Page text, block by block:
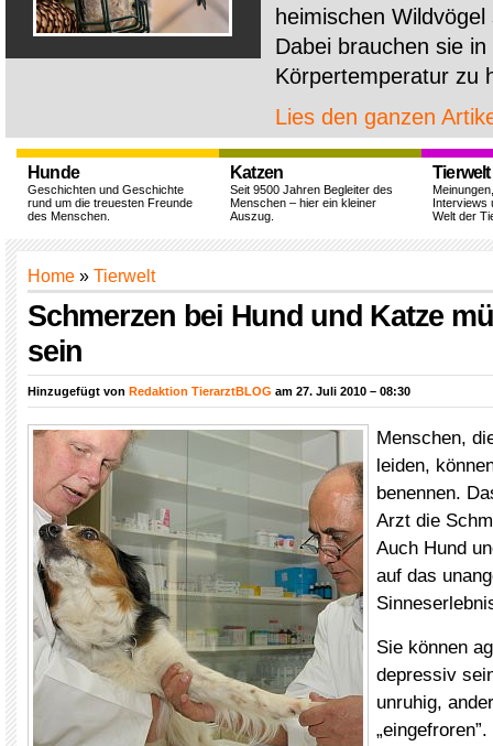
heimischen
Dabei brauchen sie
Körpertemperatur zu
Lies den ganzen
Hunde
Geschichten und Geschichte
rund um die treuesten Freunde
des Menschen.
Katzen
Seit 9500 Jahren Begleiter des
Menschen – hier ein kleiner
Auszug.
Tierwelt
Interviews
Welt der
Home » Tierwelt
Schmerzen bei Hund und Katze
sein
Hinzugefügt von Redaktion TierarztBLOG am 27. Juli 2010 – 08:30
Menschen,
leiden,
benennen.
Arzt die
Auch Hund
auf das
Sie können
depressiv
unruhig,